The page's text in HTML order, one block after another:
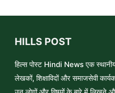
HILLS POST
हिल्स पोस्ट Hindi News एक
लेखकों, शिक्षाविदों और समाजसेवी